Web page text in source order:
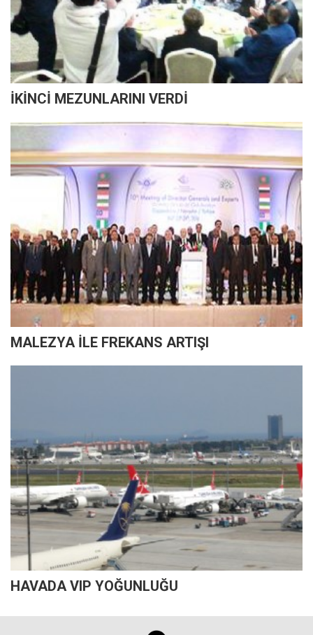
İKİNCİ MEZUNLARINI VERDİ
MALEZYA İLE FREKANS ARTIŞI
HAVADA VIP YOĞUNLUĞU